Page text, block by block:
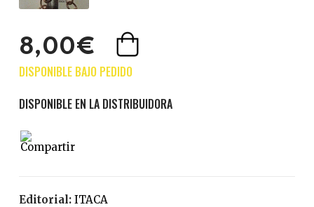
8,00€
Editorial: ITACA